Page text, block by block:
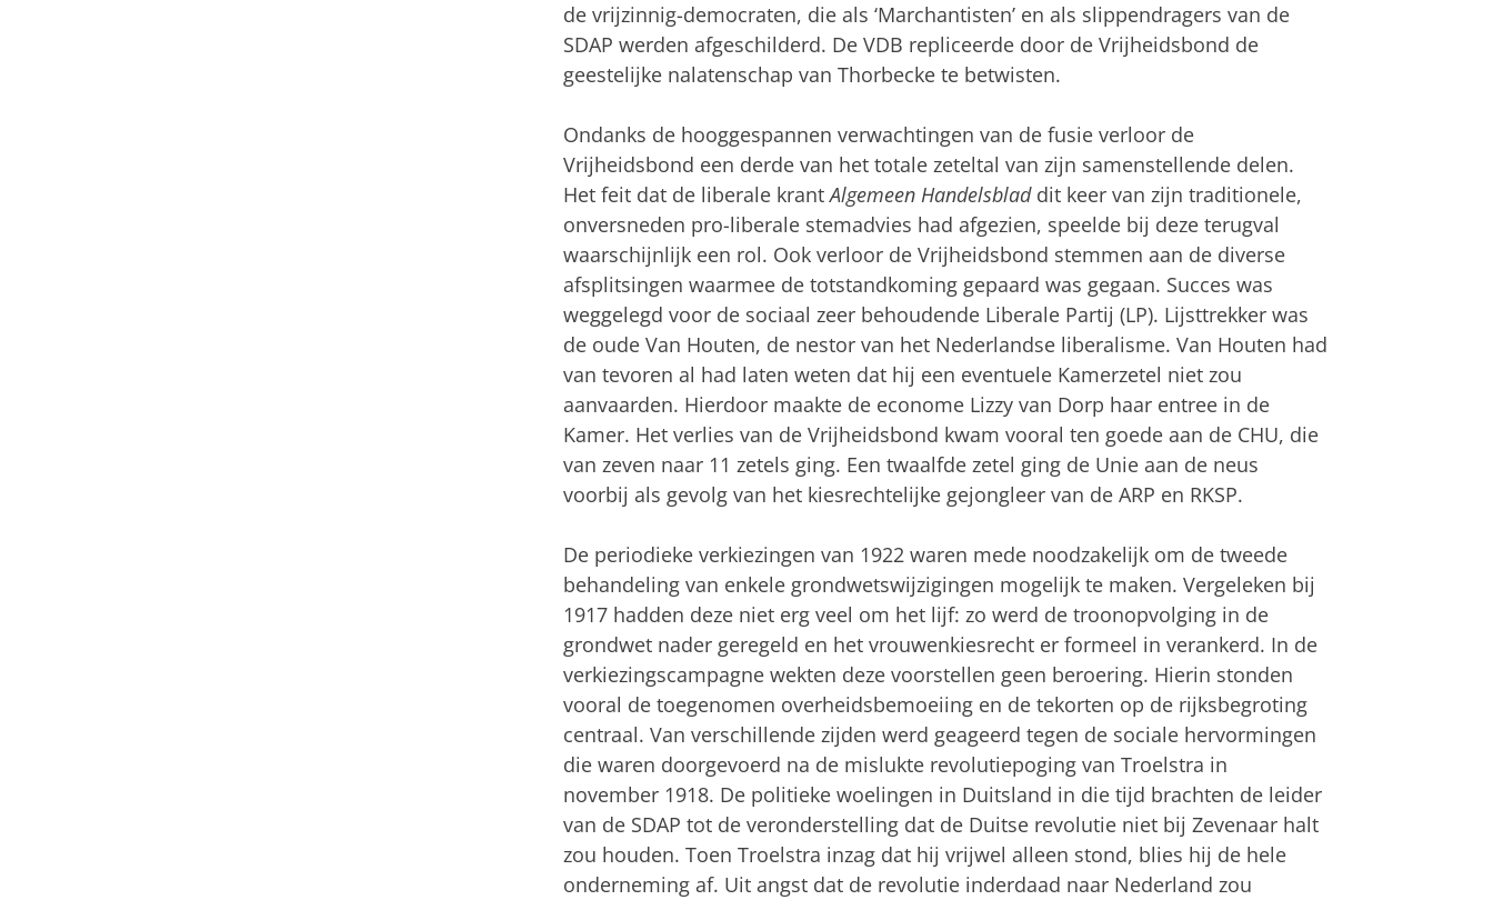
de vrijzinnig-democraten, die als ‘Marchantisten’ en als slippendragers van de
SDAP werden afgeschilderd. De VDB repliceerde door de Vrijheidsbond de
geestelijke nalatenschap van Thorbecke te betwisten.
Ondanks de hooggespannen verwachtingen van de fusie verloor de
Vrijheidsbond een derde van het totale zeteltal van zijn samenstellende delen.
Het feit dat de liberale krantAlgemeen Handelsbladdit keer van zijn traditionele,
onversneden pro-liberale stemadvies had afgezien, speelde bij deze terugval
waarschijnlijk een rol. Ook verloor de Vrijheidsbond stemmen aan de diverse
afsplitsingen waarmee de totstandkoming gepaard was gegaan. Succes was
weggelegd voor de sociaal zeer behoudende Liberale Partij (LP). Lijsttrekker was
de oude Van Houten, de nestor van het Nederlandse liberalisme. Van Houten had
van tevoren al had laten weten dat hij een eventuele Kamerzetel niet zou
aanvaarden. Hierdoor maakte de econome Lizzy van Dorp haar entree in de
Kamer. Het verlies van de Vrijheidsbond kwam vooral ten goede aan de CHU, die
van zeven naar 11 zetels ging. Een twaalfde zetel ging de Unie aan de neus
voorbij als gevolg van het kiesrechtelijke gejongleer van de ARP en RKSP.
De periodieke verkiezingen van 1922 waren mede noodzakelijk om de tweede
behandeling van enkele grondwetswijzigingen mogelijk te maken. Vergeleken bij
1917 hadden deze niet erg veel om het lijf: zo werd de troonopvolging in de
grondwet nader geregeld en het vrouwenkiesrecht er formeel in verankerd. In de
verkiezingscampagne wekten deze voorstellen geen beroering. Hierin stonden
vooral de toegenomen overheidsbemoeiing en de tekorten op de rijksbegroting
centraal. Van verschillende zijden werd geageerd tegen de sociale hervormingen
die waren doorgevoerd na de mislukte revolutiepoging van Troelstra in
november 1918. De politieke woelingen in Duitsland in die tijd brachten de leider
van de SDAP tot de veronderstelling dat de Duitse revolutie niet bij Zevenaar halt
zou houden. Toen Troelstra inzag dat hij vrijwel alleen stond, blies hij de hele
onderneming af. Uit angst dat de revolutie inderdaad naar Nederland zou